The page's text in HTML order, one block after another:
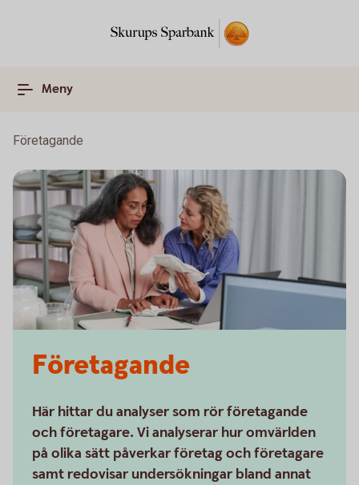
Meny
Företagande
Företagande
Här hittar du analyser som rör företagande
och företagare. Vi analyserar hur omvärlden
på olika sätt påverkar företag och företagare
samt redovisar undersökningar bland annat